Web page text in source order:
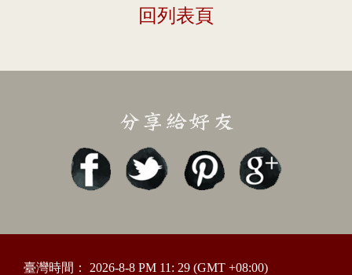
回列表頁
臺灣時間： 2026-8-8 PM 11: 29 (GMT +08:00)